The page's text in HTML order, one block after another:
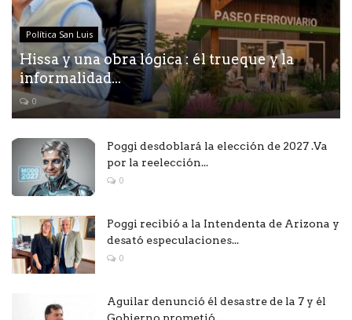
Política San Luis
Hissa y una obra lógica : él trueque y la
informalidad...
0
Poggi desdoblará la elección de 2027 .Va
por la reelección...
0
Poggi recibió a la Intendenta de Arizona y
desató especulaciones...
0
Aguilar denunció él desastre de la 7 y él
Gobierno prometió...